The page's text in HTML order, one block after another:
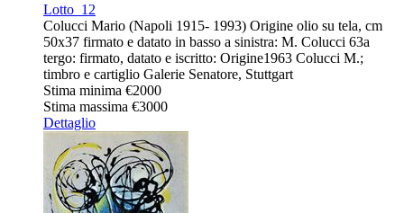
Lotto 12
Colucci Mario (Napoli 1915- 1993) Origine olio su tela, cm
50x37 firmato e datato in basso a sinistra: M. Colucci 63a
tergo: firmato, datato e iscritto: Origine1963 Colucci M.;
timbro e cartiglio Galerie Senatore, Stuttgart
Stima minima €2000
Stima massima €3000
Dettaglio